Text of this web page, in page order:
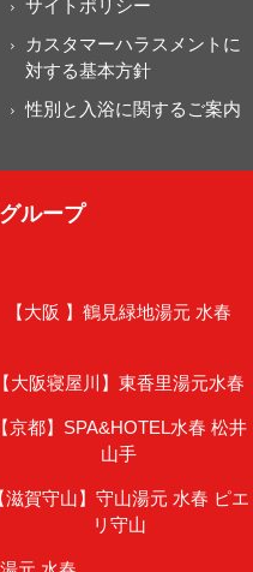
サイトポリシー
カスタマーハラスメントに
対する基本方針
性別と入浴に関するご案内
ループ
【大阪 】 鶴見緑地湯元 水春
【大阪寝屋川】 東香里湯元水春
【京都】 SPA&HOTEL水春 松井
山手
滋賀守山】 守山湯元 水春 ピエ
リ守山